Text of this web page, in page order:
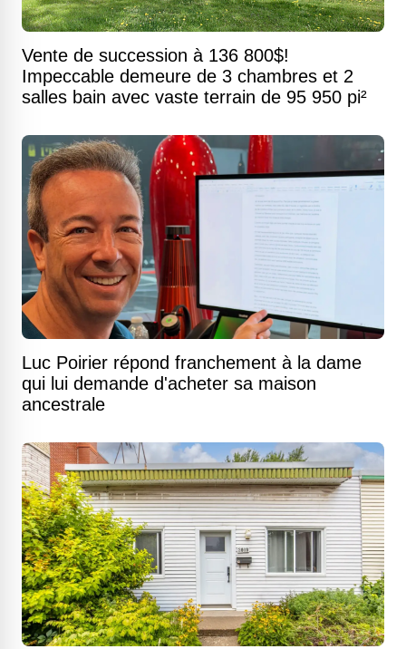
Vente de succession à 136 800$!
Impeccable demeure de 3 chambres et 2
salles bain avec vaste terrain de 95 950 pi²
Luc Poirier répond franchement à la dame
qui lui demande d'acheter sa maison
ancestrale